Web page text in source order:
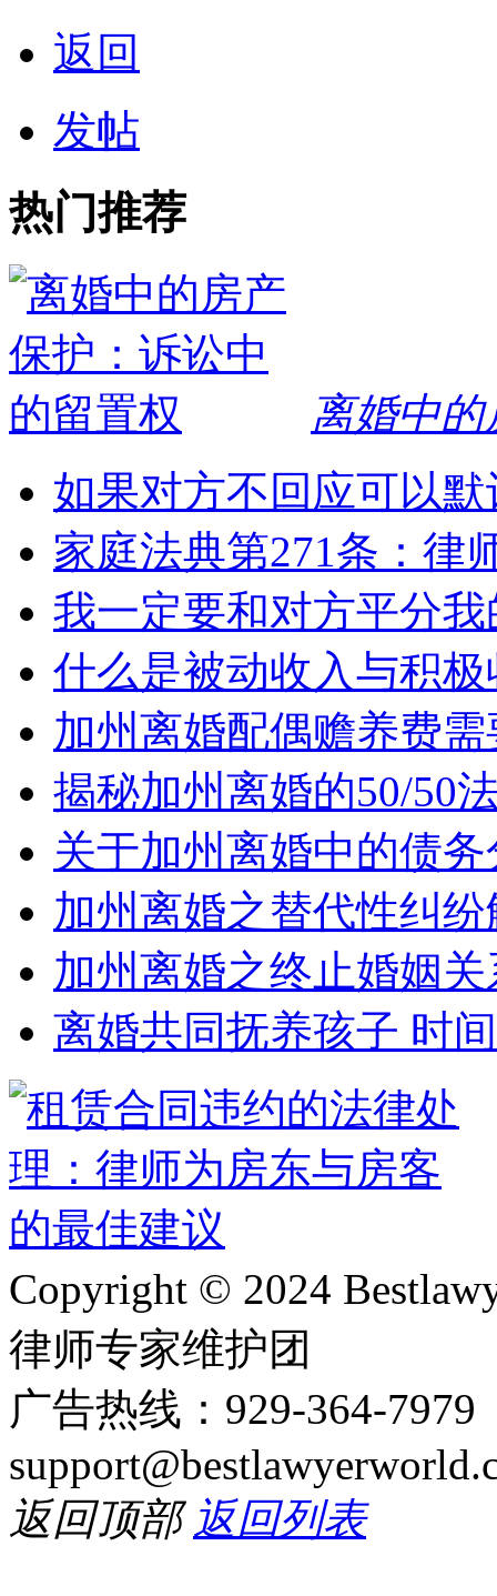
返回
发帖
热门推荐
离婚中
如果对方不回应可以
家庭法典第271条：律
我一定要和对方平分
什么是被动收入与积
加州离婚配偶赡养费
揭秘加州离婚的50/50
关于加州离婚中的债
加州离婚之替代性纠
加州离婚之终止婚姻关
离婚共同抚养孩子 时
Copyright © 2024
律师专家维护团
广告热线：929-364-
返回顶部 返回列表